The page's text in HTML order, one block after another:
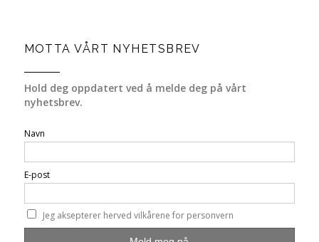
MOTTA VÅRT NYHETSBREV
Hold deg oppdatert ved å melde deg på vårt
nyhetsbrev.
Navn
E-post
Jeg aksepterer herved vilkårene for personvern